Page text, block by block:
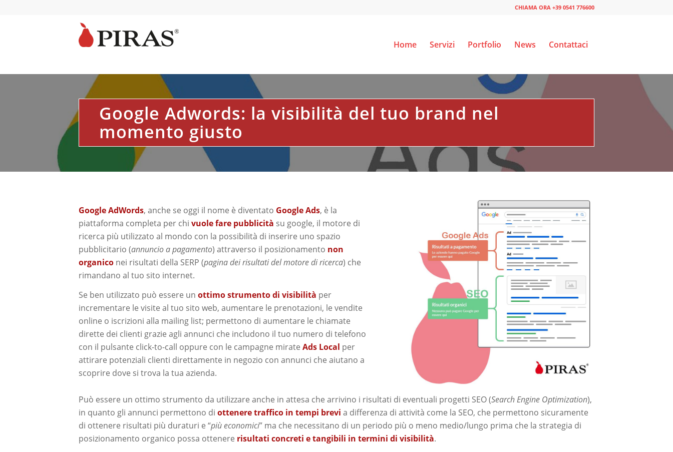
CHIAMA ORA +39 0541 776600
Home Servizi Portfolio News Contattaci
Google Adwords: la visibilità del tuo brand nel
momento giusto
Google AdWords, anche se oggi il nome è diventato Google Ads, è la
piattaforma completa per chi vuole fare pubblicità su google, il motore di
ricerca più utilizzato al mondo con la possibilità di inserire uno spazio
pubblicitario (annuncio a pagamento) attraverso il posizionamento non
organico nei risultati della SERP (pagina dei risultati del motore di ricerca) che
rimandano al tuo sito internet.
Se ben utilizzato può essere un ottimo strumento di visibilità per
incrementare le visite al tuo sito web, aumentare le prenotazioni, le vendite
online o iscrizioni alla mailing list; permettono di aumentare le chiamate
dirette dei clienti grazie agli annunci che includono il tuo numero di telefono
con il pulsante click-to-call oppure con le campagne mirate Ads Local per
attirare potenziali clienti direttamente in negozio con annunci che aiutano a
scoprire dove si trova la tua azienda.
Può essere un ottimo strumento da utilizzare anche in attesa che arrivino i risultati di eventuali progetti SEO (Search Engine Optimization),
in quanto gli annunci permettono di ottenere traffico in tempi brevi a differenza di attività come la SEO, che permettono sicuramente
di ottenere risultati più duraturi e “più economici” ma che necessitano di un periodo più o meno medio/lungo prima che la strategia di
posizionamento organico possa ottenere risultati concreti e tangibili in termini di visibilità.